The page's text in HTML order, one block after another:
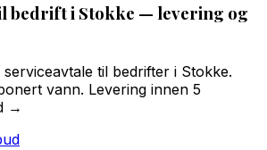
bedrift i Stokke — levering og
til bedrifter i Stokke.
vann. Levering innen 5
→